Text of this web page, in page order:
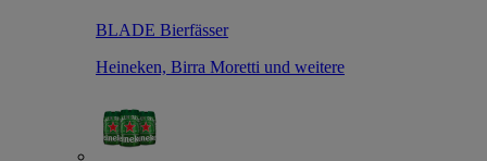
BLADE Bierfässer
Heineken, Birra Moretti und weitere